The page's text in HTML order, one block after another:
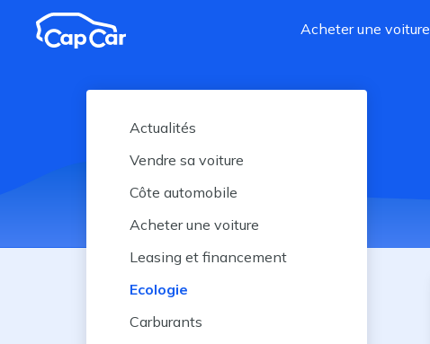
Aller au contenu principal
Acheter une voiture
Actualités
Vendre sa voiture
Côte automobile
Acheter une voiture
Leasing et financement
Ecologie
Carburants